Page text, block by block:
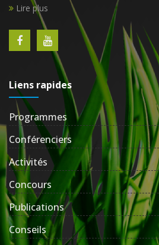
Lire plus
Liens rapides
Programmes
Conférenciers
Activités
Concours
Publications
Conseils